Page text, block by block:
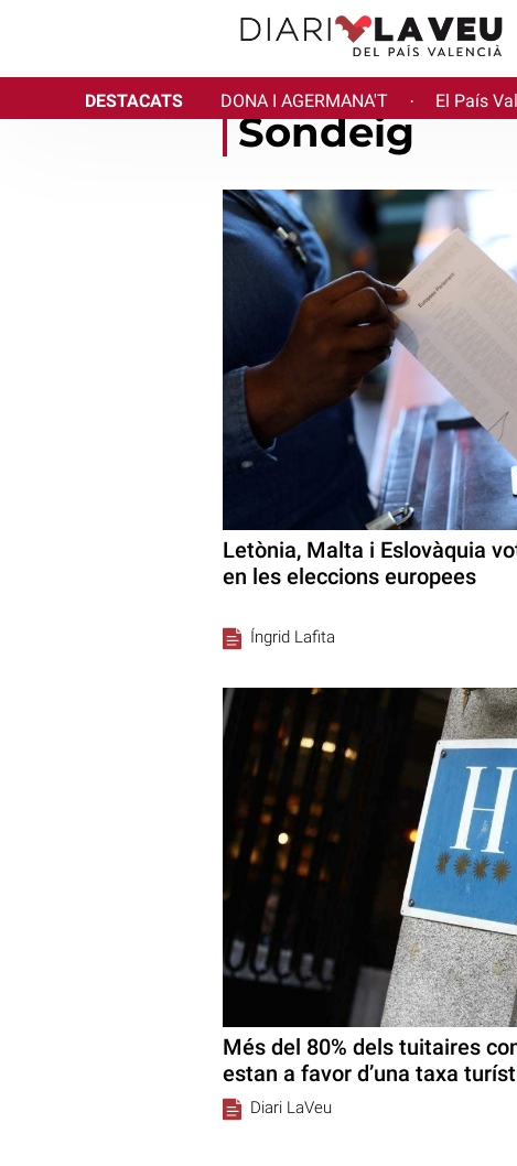
DESTACATS DONA I AGERMANA'T · El País
Sondeig
Letònia, Malta i Eslovàquia
en les eleccions europees
Íngrid Lafita
Més del 80% dels tuitaires
estan a favor d’una taxa
Diari LaVeu